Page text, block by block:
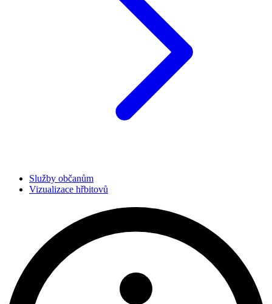
Služby občanům
Vizualizace hřbitovů